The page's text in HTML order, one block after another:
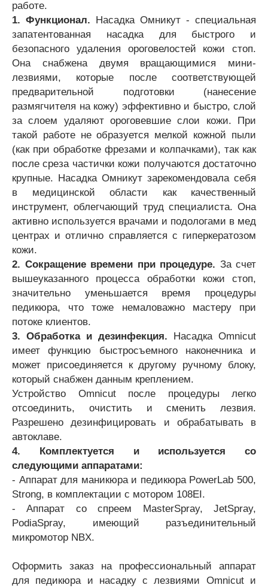
работе.
1. Функционал. Насадка Омникут - специальная
запатентованная насадка для быстрого и
безопасного удаления ороговелостей кожи стоп.
Она снабжена двумя вращающимися мини-
лезвиями, которые после соответствующей
предварительной подготовки (нанесение
размягчителя на кожу) эффективно и быстро, слой
за слоем удаляют ороговевшие слои кожи. При
такой работе не образуется мелкой кожной пыли
(как при обработке фрезами и колпачками), так как
после среза частички кожи получаются достаточно
крупные. Насадка Омникут зарекомендовала себя
в медицинской области как качественный
инструмент, облегчающий труд специалиста. Она
активно используется врачами и подологами в мед
центрах и отлично справляется с гиперкератозом
кожи.
2. Сокращение времени при процедуре. За счет
вышеуказанного процесса обработки кожи стоп,
значительно уменьшается время процедуры
педикюра, что тоже немаловажно мастеру при
потоке клиентов.
3. Обработка и дезинфекция. Насадка Omnicut
имеет функцию быстросъемного наконечника и
может присоединяется к другому ручному блоку,
который снабжен данным креплением.
Устройство Omnicut после процедуры легко
отсоединить, очистить и сменить лезвия.
Разрешено дезинфицировать и обрабатывать в
автоклаве.
4. Комплектуется и используется со
следующими аппаратами:
- Аппарат для маникюра и педикюра PowerLab 500,
Strong, в комплектации с мотором 108EI.
- Аппарат со спреем MasterSpray, JetSpray,
PodiaSpray, имеющий разъединительный
микромотор NBX.
Оформить заказ на профессиональный аппарат
для педикюра и насадку с лезвиями Omnicut и